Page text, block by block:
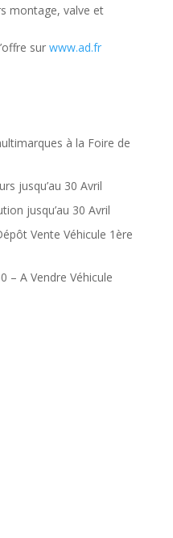
montage, valve et
sur www.ad.fr
à la Foire de
jusqu’au 30 Avril
jusqu’au 30 Avril
Vente Véhicule 1ère
– A Vendre Véhicule